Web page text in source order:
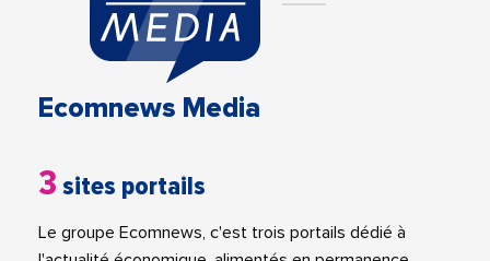
Ecomnews Media
3 sites portails
Le groupe Ecomnews, c'est trois portails dédié à